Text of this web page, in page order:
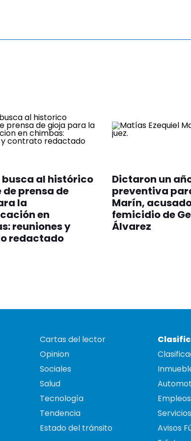
busca al histórico
prensa de
la
en
reuniones y
redactado
Dictaron un
preventiva
Marín,
femicidio de
Álvarez
Cartas del lector
Opinion
Sociales
Salud
Tecnología
Tendencia
Estado del tránsito
Empleos
Servicios
Avisos